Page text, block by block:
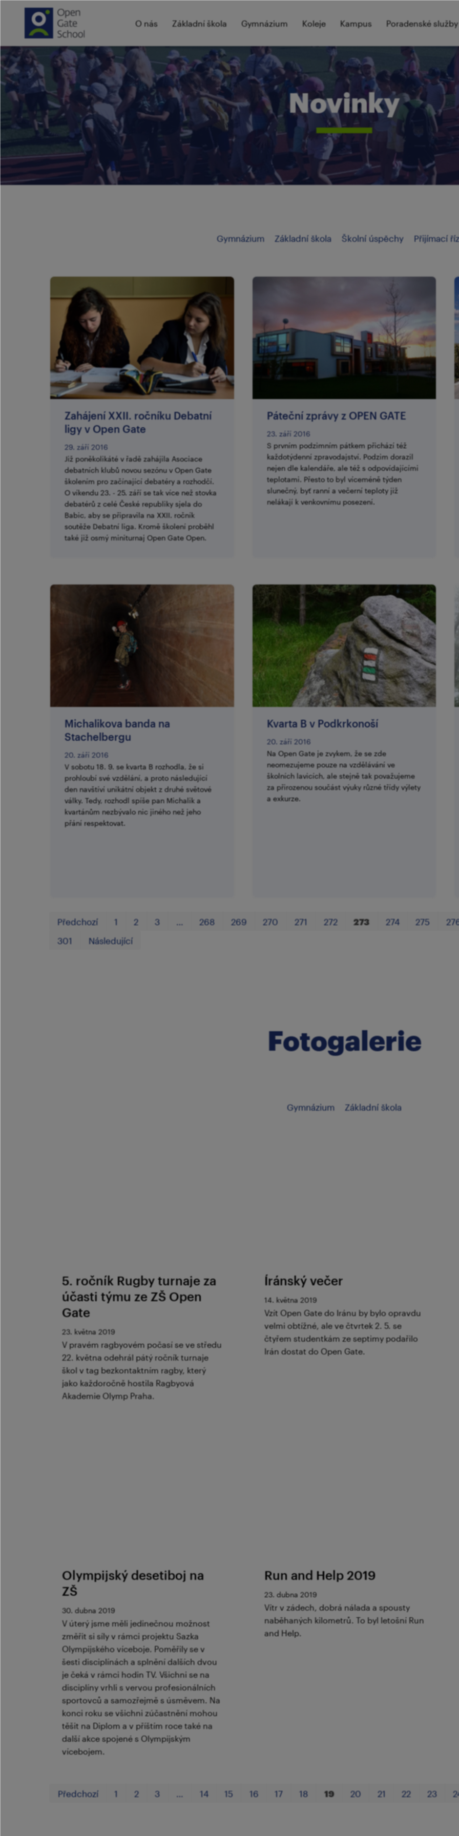
O nás Základní škola Gymnázium Koleje Kampus Poradenské služby
Novinky
Gymnázium Základní škola Školní úspěchy Přijímací
Zahájení XXII. ročníku Debatní
ligy v Open Gate
29. září 2016
Již poněkolikáté v řadě zahájila Asociace
debatních klubů novou sezónu v Open Gate
školením pro začínající debatéry a rozhodčí.
O víkendu 23. - 25. září se tak více než stovka
debatérů z celé České republiky sjela do
Babic, aby se připravila na XXII. ročník
soutěže Debatní liga. Kromě školení proběhl
také již osmý miniturnaj Open Gate Open.
Páteční zprávy z OPEN GATE
23. září 2016
S prvním podzimním pátkem přichází též
každotýdenní zpravodajství. Podzim dorazil
nejen dle kalendáře, ale též s odpovídajícími
teplotami. Přesto to byl víceméně týden
slunečný, byť ranní a večerní teploty již
nelákají k venkovnímu posezení.
​Michalikova banda na
Stachelbergu
20. září 2016
V sobotu 18. 9. se kvarta B rozhodla, že si
prohloubí své vzdělání, a proto následující
den navštíví unikátní objekt z druhé světové
války. Tedy, rozhodl spíše pan Michalik a
kvartánům nezbývalo nic jiného než jeho
přání respektovat.
​Kvarta B v Podkrkonoší
20. září 2016
Na Open Gate je zvykem, že se zde
neomezujeme pouze na vzdělávání ve
školních lavicích, ale stejně tak považujeme
za přirozenou součást výuky různé třídy výlety
a exkurze.
Předchozí 1 2 3 268 269 270 271 272 273 274 275
301
Následující
Fotogalerie
Gymnázium Základní škola
5. ročník Rugby turnaje za
účasti týmu ze ZŠ Open
Gate
23. května 2019
V pravém ragbyovém počasí se ve středu
22. května odehrál pátý ročník turnaje
škol v tag bezkontaktním ragby, který
jako každoročně hostila Ragbyová
Akademie Olymp Praha.
Íránský večer
14. května 2019
Vzít Open Gate do Iránu by bylo opravdu
velmi obtížné, ale ve čtvrtek 2. 5. se
čtyřem studentkám ze septimy podařilo
Irán dostat do Open Gate.
Olympijský desetiboj na
ZŠ
30. dubna 2019
V úterý jsme měli jedinečnou možnost
změřit si síly v rámci projektu Sazka
Olympijského víceboje. Poměřily se v
šesti disciplínách a splnění dalších dvou
je čeká v rámci hodin TV. Všichni se na
disciplíny vrhli s vervou profesionálních
sportovců a samozřejmě s úsměvem. Na
konci roku se všichni zúčastnění mohou
těšit na Diplom a v příštím roce také na
další akce spojené s Olympijským
vícebojem.
Run and Help 2019
23. dubna 2019
Vítr v zádech, dobrá nálada a spousty
naběhaných kilometrů. To byl letošní Run
and Help.
Předchozí 1 2 3 14 15 16 17 18 19 20 21 22 23